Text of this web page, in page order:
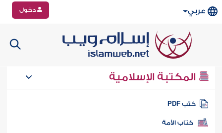
عربي دخول
المكتبة الإسلامية
كتب PDF